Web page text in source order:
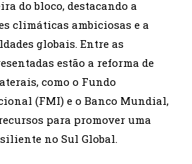
do bloco, destacando a
climáticas ambiciosas e a
globais. Entre as
estão a reforma de
como o Fundo
(FMI) e o Banco Mundial,
para promover uma
no Sul Global.